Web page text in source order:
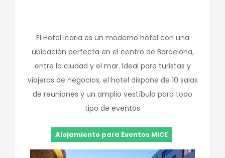
El Hotel Icaria es un moderno hotel con una
ubicación perfecta en el centro de Barcelona,
entre la ciudad y el mar. Ideal para turistas y
viajeros de negocios, el hotel dispone de 10 salas
de reuniones y un amplio vestíbulo para todo
tipo de eventos
Alojamiento para Eventos MICE